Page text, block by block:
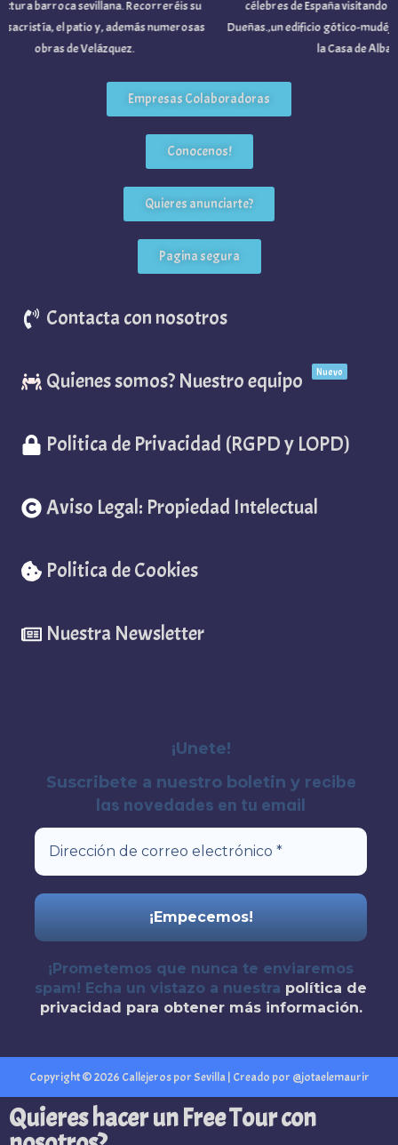
célebres de España visitando el
Dueñas.,un edificio gótico-
la Casa de Alba.
barroca sevillana. Recorreréis su
el patio y, además numerosas
obras de Velázquez.
Empresas Colaboradoras
Conocenos!
Quieres anunciarte?
Pagina segura
Contacta con nosotros
Quienes somos? Nuestro equipo Nuevo
Politica de Privacidad (RGPD y LOPD)
Aviso Legal: Propiedad Intelectual
Politica de Cookies
Nuestra Newsletter
¡Unete!
Suscribete a nuestro boletin y recibe
las novedades en tu email
¡Prometemos que nunca te enviaremos
spam! Echa un vistazo a nuestra política de
privacidad para obtener más información.
Copyright © 2026 Callejeros por Sevilla | Creado por @jotaelemaurir
Quieres hacer un Free Tour con